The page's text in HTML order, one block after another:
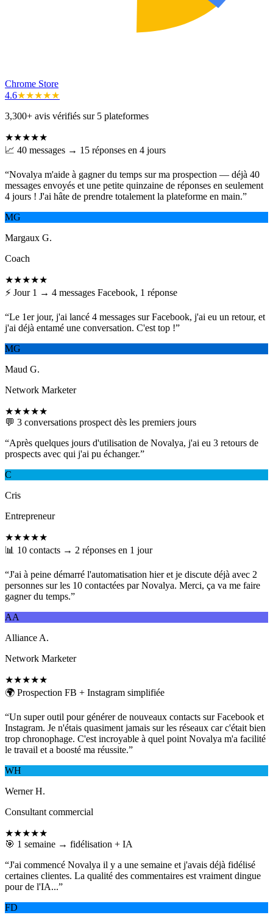
Chrome Store
4.6★★★★★
3,300+ avis vérifiés sur 5 plateformes
★★★★★
📈 40 messages → 15 réponses en 4 jours
“Novalya m'aide à gagner du temps sur ma prospection — déjà 40
messages envoyés et une petite quinzaine de réponses en seulement
4 jours ! J'ai hâte de prendre totalement la plateforme en main.”
MG
Margaux G.
Coach
★★★★★
⚡ Jour 1 → 4 messages Facebook, 1 réponse
“Le 1er jour, j'ai lancé 4 messages sur Facebook, j'ai eu un retour, et
j'ai déjà entamé une conversation. C'est top !”
MG
Maud G.
Network Marketer
★★★★★
💬 3 conversations prospect dès les premiers jours
“Après quelques jours d'utilisation de Novalya, j'ai eu 3 retours de
prospects avec qui j'ai pu échanger.”
C
Cris
Entrepreneur
★★★★★
📊 10 contacts → 2 réponses en 1 jour
“J'ai à peine démarré l'automatisation hier et je discute déjà avec 2
personnes sur les 10 contactées par Novalya. Merci, ça va me faire
gagner du temps.”
AA
Alliance A.
Network Marketer
★★★★★
🌍 Prospection FB + Instagram simplifiée
“Un super outil pour générer de nouveaux contacts sur Facebook et
Instagram. Je n'étais quasiment jamais sur les réseaux car c'était bien
trop chronophage. C'est incroyable à quel point Novalya m'a facilité
le travail et a boosté ma réussite.”
WH
Werner H.
Consultant commercial
★★★★★
🎯 1 semaine → fidélisation + IA
“J'ai commencé Novalya il y a une semaine et j'avais déjà fidélisé
certaines clientes. La qualité des commentaires est vraiment dingue
pour de l'IA...”
FD